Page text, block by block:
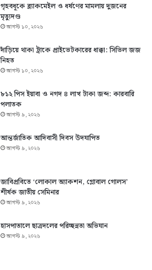
গৃহবধূকে ব্ল্যাকমেইল ও ধর্ষণের মামলায় দুজনের
মৃত্যুদণ্ড
আগস্ট ১০, ২০২৬
দাঁড়িয়ে থাকা ট্রাকে প্রাইভেটকারের ধাক্কা: সিভিল জজ
নিহত
আগস্ট ১০, ২০২৬
৮১২ পিস ইয়াবা ও নগদ ৪ লাখ টাকা জব্দ: কারবারি
পলাতক
আগস্ট ৯, ২০২৬
আন্তর্জাতিক আদিবাসী দিবস উদযাপিত
আগস্ট ৯, ২০২৬
জাবিপ্রবিতে ‘লোকাল অ্যাকশন, গ্লোবাল গোলস’
শীর্ষক জাতীয় সেমিনার
আগস্ট ৯, ২০২৬
হাসপাতালে ছাত্রদলের পরিচ্ছন্নতা অভিযান
আগস্ট ৯, ২০২৬